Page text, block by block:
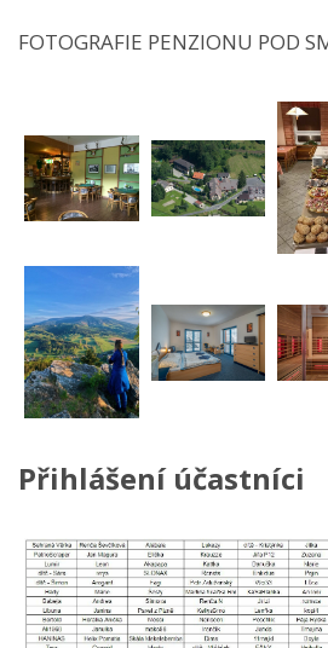
FOTOGRAFIE PENZIONU POD
Přihlášení účastníci